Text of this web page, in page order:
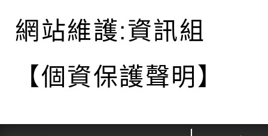
網站維護:資訊組
【個資保護聲明】